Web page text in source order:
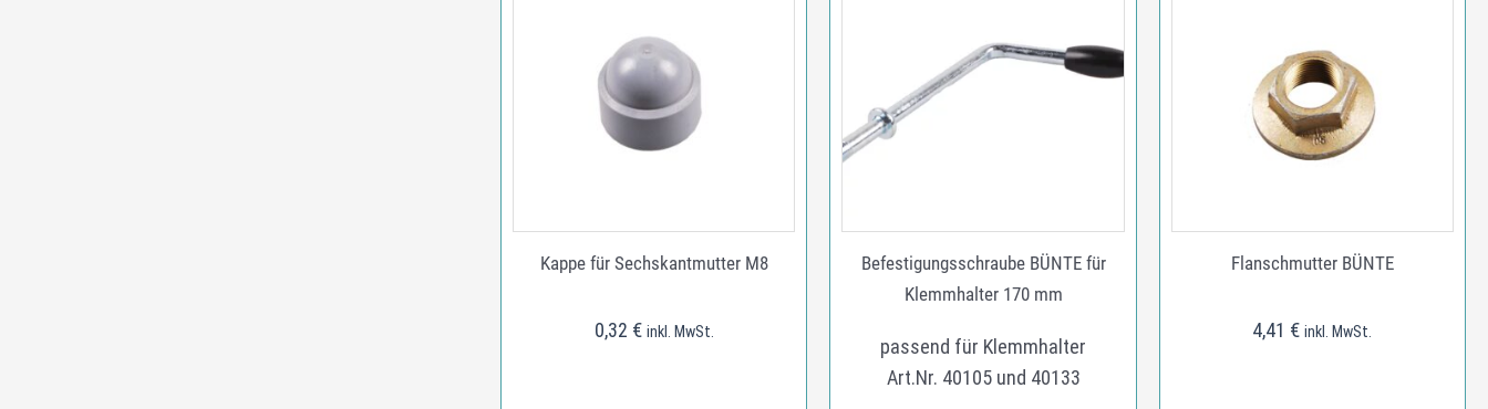
Kappe für Sechskantmutter M8
0,32 € inkl. MwSt.
Befestigungsschraube BÜNTE für
Klemmhalter 170 mm
passend für Klemmhalter
Art.Nr. 40105 und 40133
Flanschmutter BÜNTE
4,41 € inkl. MwSt.